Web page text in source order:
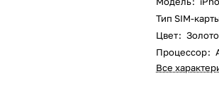
Тип SIM-
Цвет:
Процессор:
Все